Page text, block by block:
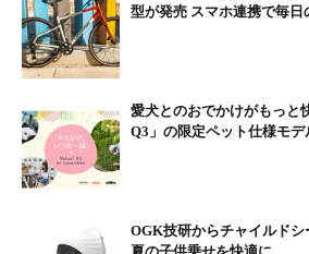
型が発売 スマホ連携で毎日
愛犬とのおでかけがもっ
Q3」の限定ペット仕様モデ
OGK技研からチャイルド
夏の子供乗せを快適に